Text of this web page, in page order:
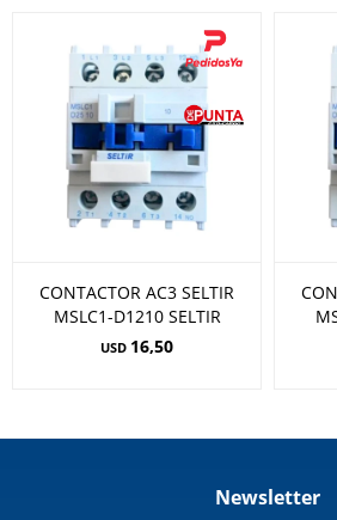
CONTACTOR AC3 SELTIR
MSLC1-D1210 SELTIR
USD 16,50
Newsletter